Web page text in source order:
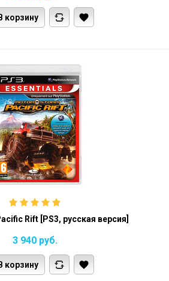
В корзину
Rift [PS3, русская версия]
3 940 руб.
В корзину